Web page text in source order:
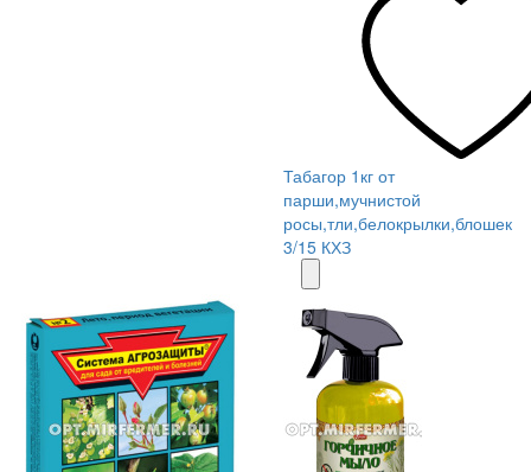
Табагор 1кг от
парши,мучнистой
росы,тли,белокрылки,блошек
3/15 КХЗ